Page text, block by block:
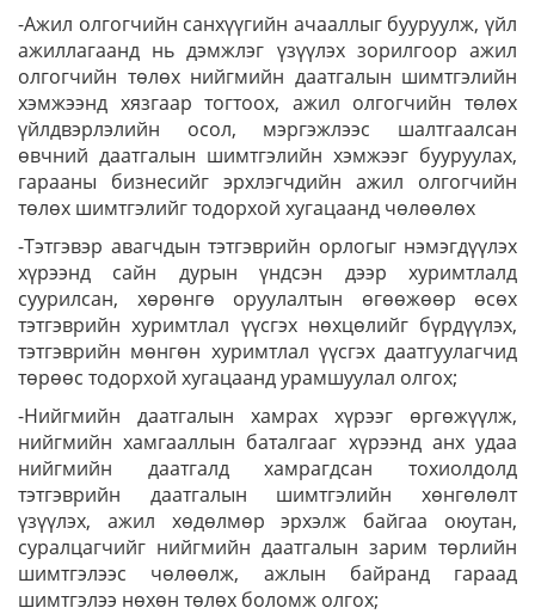
-Ажил олгогчийн санхүүгийн ачааллыг бууруулж, үйл
ажиллагаанд нь дэмжлэг үзүүлэх зорилгоор ажил
олгогчийн төлөх нийгмийн даатгалын шимтгэлийн
хэмжээнд хязгаар тогтоох, ажил олгогчийн төлөх
үйлдвэрлэлийн осол, мэргэжлээс шалтгаалсан
өвчний даатгалын шимтгэлийн хэмжээг бууруулах,
гарааны бизнесийг эрхлэгчдийн ажил олгогчийн
төлөх шимтгэлийг тодорхой хугацаанд чөлөөлөх
-Тэтгэвэр авагчдын тэтгэврийн орлогыг нэмэгдүүлэх
хүрээнд сайн дурын үндсэн дээр хуримтлалд
суурилсан, хөрөнгө оруулалтын өгөөжөөр өсөх
тэтгэврийн хуримтлал үүсгэх нөхцөлийг бүрдүүлэх,
тэтгэврийн мөнгөн хуримтлал үүсгэх даатгуулагчид
төрөөс тодорхой хугацаанд урамшуулал олгох;
-Нийгмийн даатгалын хамрах хүрээг өргөжүүлж,
нийгмийн хамгааллын баталгааг хүрээнд анх удаа
нийгмийн даатгалд хамрагдсан тохиолдолд
тэтгэврийн даатгалын шимтгэлийн хөнгөлөлт
үзүүлэх, ажил хөдөлмөр эрхэлж байгаа оюутан,
суралцагчийг нийгмийн даатгалын зарим төрлийн
шимтгэлээс чөлөөлж, ажлын байранд гараад
шимтгэлээ нөхөн төлөх боломж олгох;